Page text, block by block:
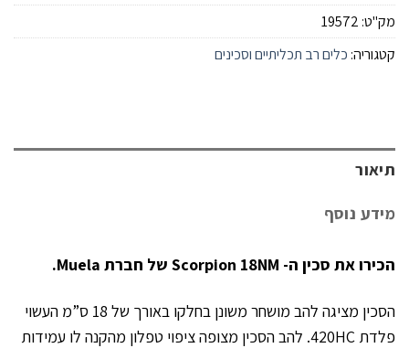
מק"ט: 19572
קטגוריה: כלים רב תכליתיים וסכינים
תיאור
מידע נוסף
הכירו את סכין ה- Scorpion 18NM של חברת Muela.
הסכין מציגה להב מושחר משונן בחלקו באורך של 18 ס”מ העשוי
פלדת 420HC. להב הסכין מצופה ציפוי טפלון מהקנה לו עמידות